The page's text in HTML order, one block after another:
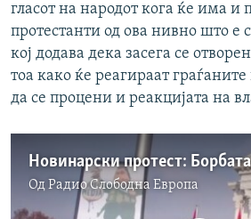
гласот на народот кога ќе има и
протестанти од ова нивно што е
кој додава дека засега се
тоа како ќе реагираат
да се процени и реакцијата на
ОдРадио Слободна Eвропа